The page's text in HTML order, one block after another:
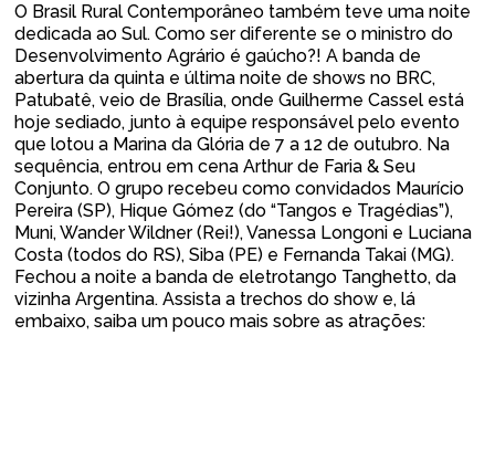
O Brasil Rural Contemporâneo também teve uma noite
dedicada ao Sul. Como ser diferente se o ministro do
Desenvolvimento Agrário é gaúcho?! A banda de
abertura da quinta e última noite de shows no BRC,
Patubatê, veio de Brasília, onde Guilherme Cassel está
hoje sediado, junto à equipe responsável pelo evento
que lotou a Marina da Glória de 7 a 12 de outubro. Na
sequência, entrou em cena Arthur de Faria & Seu
Conjunto. O grupo recebeu como convidados Maurício
Pereira (SP), Hique Gómez (do “Tangos e Tragédias”),
Muni, Wander Wildner (Rei!), Vanessa Longoni e Luciana
Costa (todos do RS), Siba (PE) e Fernanda Takai (MG).
Fechou a noite a banda de eletrotango Tanghetto, da
vizinha Argentina. Assista a trechos do show e, lá
embaixo, saiba um pouco mais sobre as atrações: